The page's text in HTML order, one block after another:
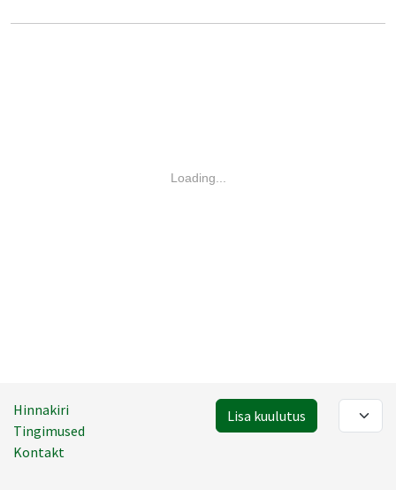
Loading...
Hinnakiri
Tingimused
Kontakt
Lisa kuulutus